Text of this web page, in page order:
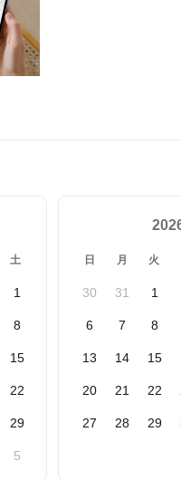
土
1
8
15
22
29
5
日 月 火
30 31 1
6 7 8
13 14 15
20 21 22
27 28 29